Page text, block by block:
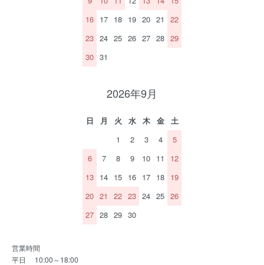
16 17 18 19 20 21
22
23 24 25 26 27 28 29
30 31
2026年9月
日 月 火 水 木 金
土
1
2 3 4
5
6
7 8 9 10 11
12
13 14 15 16 17 18 19
20 21 22 23 24 25 26
27 28 29 30
営業時間
平日 10:00～18:00